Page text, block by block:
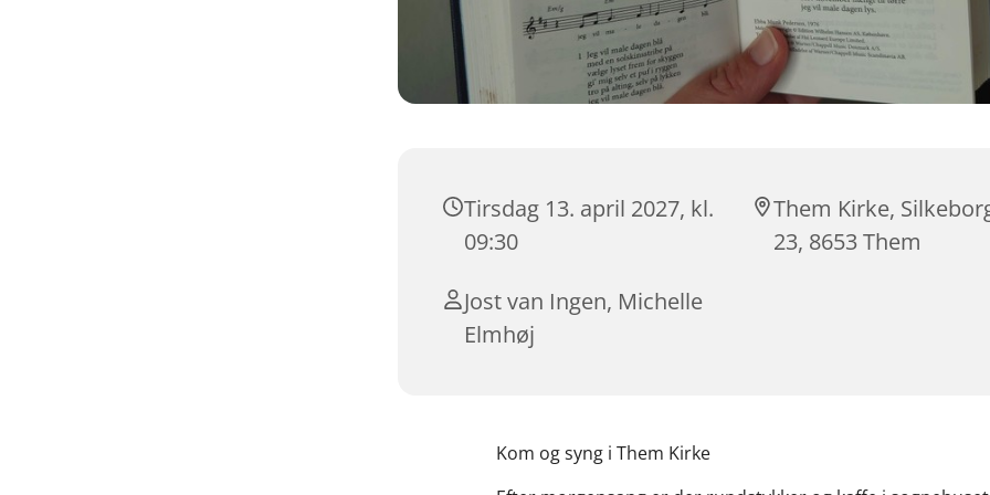
Tirsdag 13. april 2027, kl.
09:30
Them Kirke,
23, 8653 Them
Jost van Ingen, Michelle
Elmhøj
Kom og syng i Them Kirke